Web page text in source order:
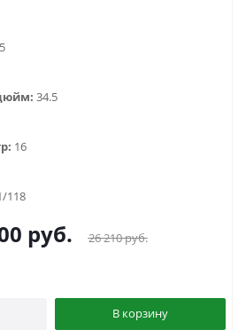
34.5
16
118
руб. 26 210руб.
В корзину